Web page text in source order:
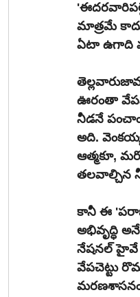
మాత్రమే
ఏటా ఉగాది
ఊరంతా
నీడనే
అది.
ఆత్మకూ,
తలవాల్చిన
కానీ ఈ
అభివృద్ధి
నేషనల్ హైవే
వేపచెట్టు